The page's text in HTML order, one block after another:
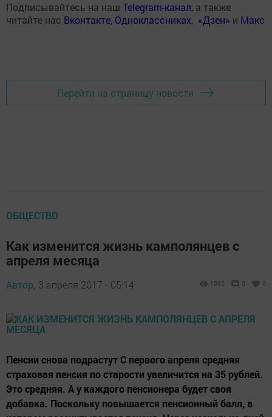
Подписывайтесь на наш Telegram-канал, а также
читайте нас Вконтакте, Одноклассниках, «Дзен» и Макс
Перейти на страницу новости
ОБЩЕСТВО
Как изменится жизнь камполянцев с
апреля месяца
Автор, 3 апреля 2017 - 05:14 1002 0 0
Пенсии снова подрастут С первого апреля средняя
страховая пенсия по старости увеличится на 35 рублей.
Это средняя. А у каждого пенсионера будет своя
добавка. Поскольку повышается пенсионный балл, в